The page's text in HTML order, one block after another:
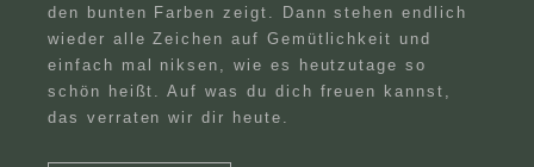
den bunten Farben zeigt. Dann stehen endlich
wieder alle Zeichen auf Gemütlichkeit und
einfach mal niksen, wie es heutzutage so
schön heißt. Auf was du dich freuen kannst,
das verraten wir dir heute.